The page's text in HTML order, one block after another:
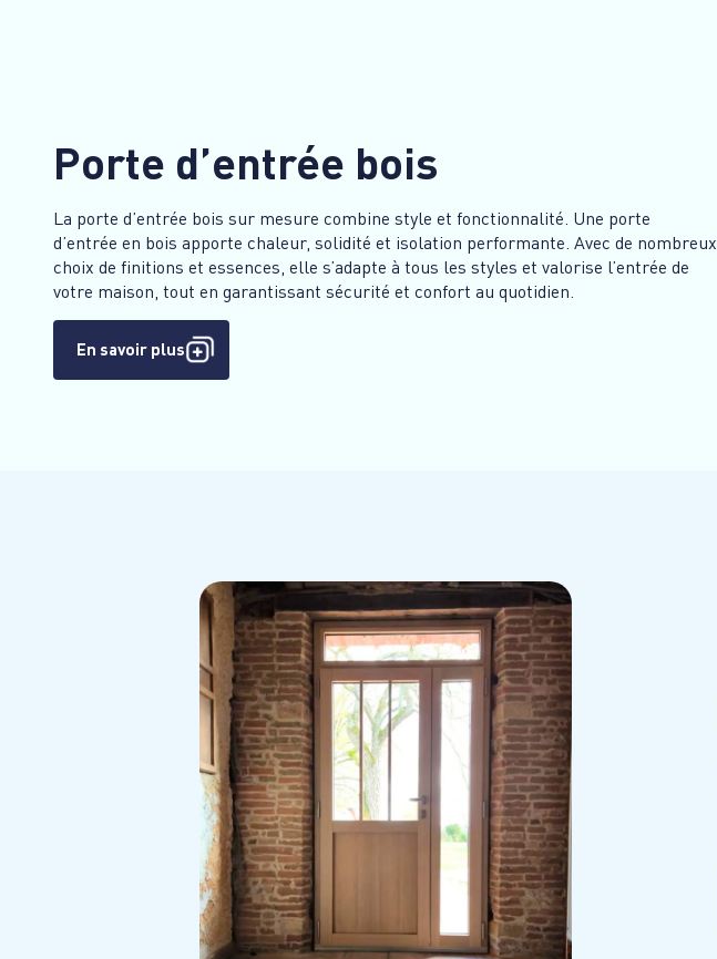
Porte d’entrée bois
La porte d’entrée bois sur mesure combine style et fonctionnalité. Une porte
d’entrée en bois apporte chaleur, solidité et isolation performante. Avec de nombreux
choix de finitions et essences, elle s’adapte à tous les styles et valorise l’entrée de
votre maison, tout en garantissant sécurité et confort au quotidien.
En savoir plus